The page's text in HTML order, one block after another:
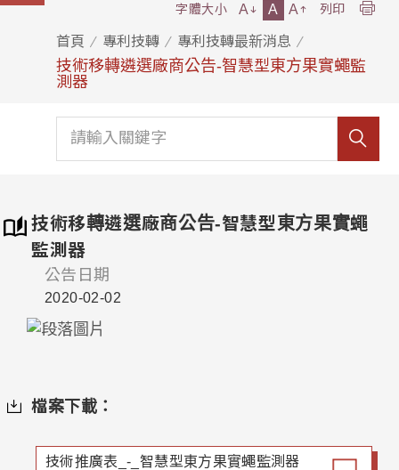
首頁 專利技轉 專利技轉最新消息
技術移轉遴選廠商公告-智慧型東方果實蠅監
測器
字體大小 A A A 列印
技術移轉遴選廠商公告-智慧型東方果實蠅
監測器
公告日期
2020-02-02
檔案下載：
技術推廣表_-_智慧型東方果實蠅監測器